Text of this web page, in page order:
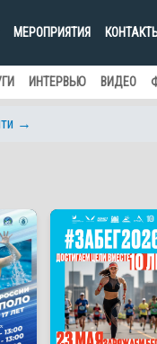
МЕРОПРИЯТИЯ
ИНТЕРВЬЮ ВИДЕО
→